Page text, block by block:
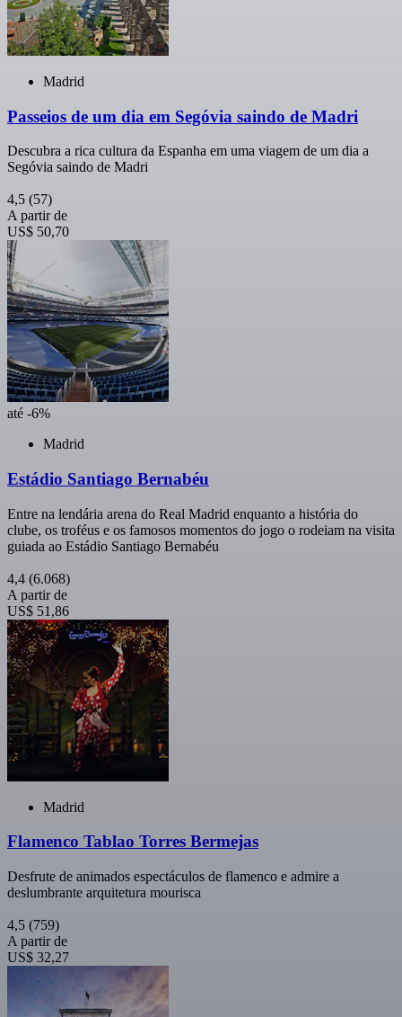
Madrid
Passeios de um dia em Segóvia saindo de Madri
Descubra a rica cultura da Espanha em uma viagem de um dia a
Segóvia saindo de Madri
4,5 (57)
A partir de
US$ 50,70
até -6%
Madrid
Estádio Santiago Bernabéu
Entre na lendária arena do Real Madrid enquanto a história do
clube, os troféus e os famosos momentos do jogo o rodeiam na visita
guiada ao Estádio Santiago Bernabéu
4,4 (6.068)
A partir de
US$ 51,86
Madrid
Flamenco Tablao Torres Bermejas
Desfrute de animados espectáculos de flamenco e admire a
deslumbrante arquitetura mourisca
4,5 (759)
A partir de
US$ 32,27